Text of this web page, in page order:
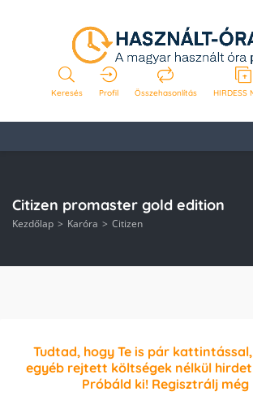
Keresés Profil Összehasonlítás HIRDESS
Citizen promaster gold edition
Kezdőlap Karóra Citizen
Tudtad, hogy Te is pár
egyéb rejtett költségek nélkül
Próbáld ki! Regisztrálj még